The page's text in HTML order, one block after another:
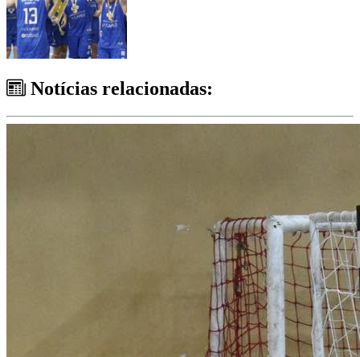
Notícias relacionadas: